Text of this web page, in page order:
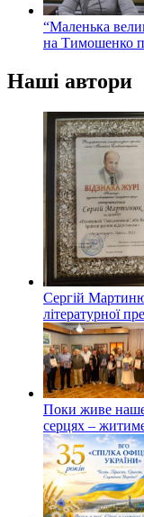
“Маленька
на Тимошенко
Наші автори
Сергій
літературної
Поки живе
серцях –